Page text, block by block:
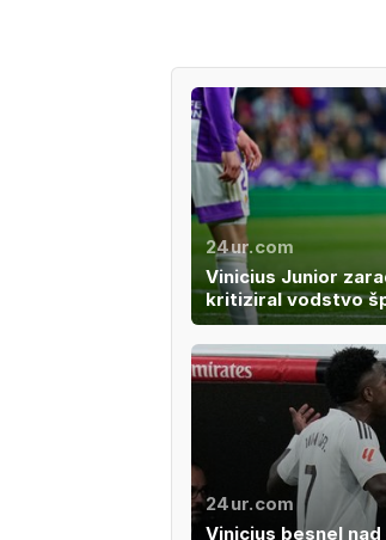
24ur.com
Vinicius Junior
kritiziral vodstvo
24ur.com
Vinicius besnel